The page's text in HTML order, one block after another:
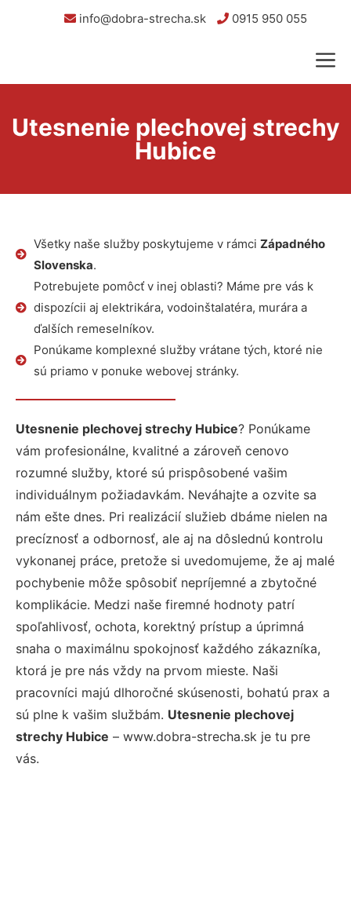
info@dobra-strecha.sk 0915 950 055
Utesnenie plechovej strechy
Hubice
Všetky naše služby poskytujeme v rámci Západného
Slovenska.
Potrebujete pomôcť v inej oblasti? Máme pre vás k
dispozícii aj elektrikára, vodoinštalatéra, murára a
ďalších remeselníkov.
Ponúkame komplexné služby vrátane tých, ktoré nie
sú priamo v ponuke webovej stránky.
Utesnenie plechovej strechy Hubice? Ponúkame
vám profesionálne, kvalitné a zároveň cenovo
rozumné služby, ktoré sú prispôsobené vašim
individuálnym požiadavkám. Neváhajte a ozvite sa
nám ešte dnes. Pri realizácií služieb dbáme nielen na
precíznosť a odbornosť, ale aj na dôslednú kontrolu
vykonanej práce, pretože si uvedomujeme, že aj malé
pochybenie môže spôsobiť nepríjemné a zbytočné
komplikácie. Medzi naše firemné hodnoty patrí
spoľahlivosť, ochota, korektný prístup a úprimná
snaha o maximálnu spokojnosť každého zákazníka,
ktorá je pre nás vždy na prvom mieste. Naši
pracovníci majú dlhoročné skúsenosti, bohatú prax a
sú plne k vašim službám. Utesnenie plechovej
strechy Hubice – www.dobra-strecha.sk je tu pre
vás.